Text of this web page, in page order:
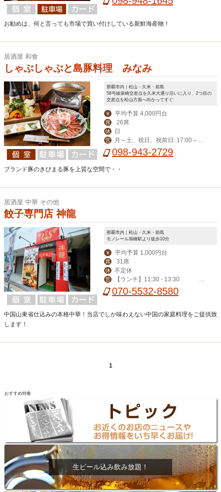
お勧めは、何と言っても市場で買い付けしている新鮮海産物！
居酒屋 和食
しゃぶしゃぶと島豚料理 みなみ
那覇市内｜松山・久米・前島
58号線泉崎交差点を久米大通り沿いに入り、2つ目の
交差点を松山方面へ向かってすぐ
￥ 平均予算 4,000円台
席 26席
休 日
営
月～土、祝日、祝前日: 17:00～2
3:00 （料理L.O. 22:00 ドリンクL.O. 2
098-943-2729
ブランド豚のきびまる豚を上質な空間で・・
居酒屋 中華 その他
餃子専門店 神龍
那覇市内｜松山・久米・前島
モノレール旭橋駅より徒歩10分
￥ 平均予算 1,000円台
席 31席
休 不定休
営
【ランチ】11:30 - 13:30
【ディナー】18:00 - 24:00
070-5532-8580
中国山東省仕込みの本格中華！当店でしか味わえない中国の家庭料理をご提供致
します！
1
おすすめ特集
生ビール込み飲み放題！